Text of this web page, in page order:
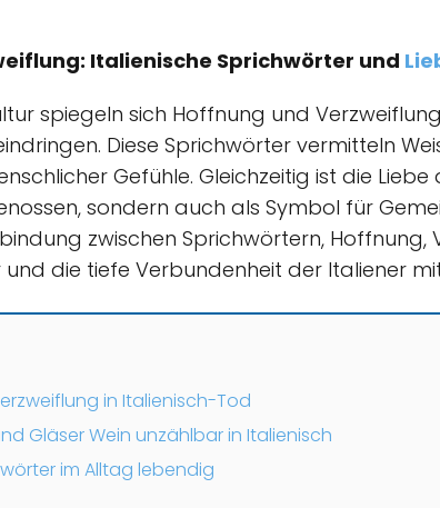
Italienische Sprichwörter und
spiegeln sich Hoffnung und
Diese Sprichwörter vermitteln
Gefühle. Gleichzeitig ist die
sondern auch als Symbol für
zwischen Sprichwörtern, Hoffnung,
die tiefe Verbundenheit der Italiener
in Italienisch-Tod
Gläser Wein unzählbar in Italienisch
im Alltag lebendig